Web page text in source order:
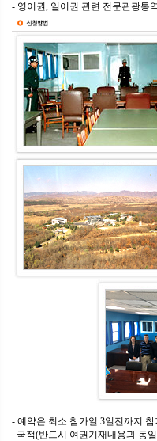
- 영어권, 일어권 관련 전문관광통
- 예약은 최소 참가일 3일전까지
국적(반드시 여권기재내용과 동